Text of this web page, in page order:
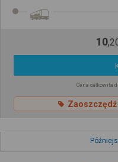
10,
Cena całkowita
Zaoszczędź